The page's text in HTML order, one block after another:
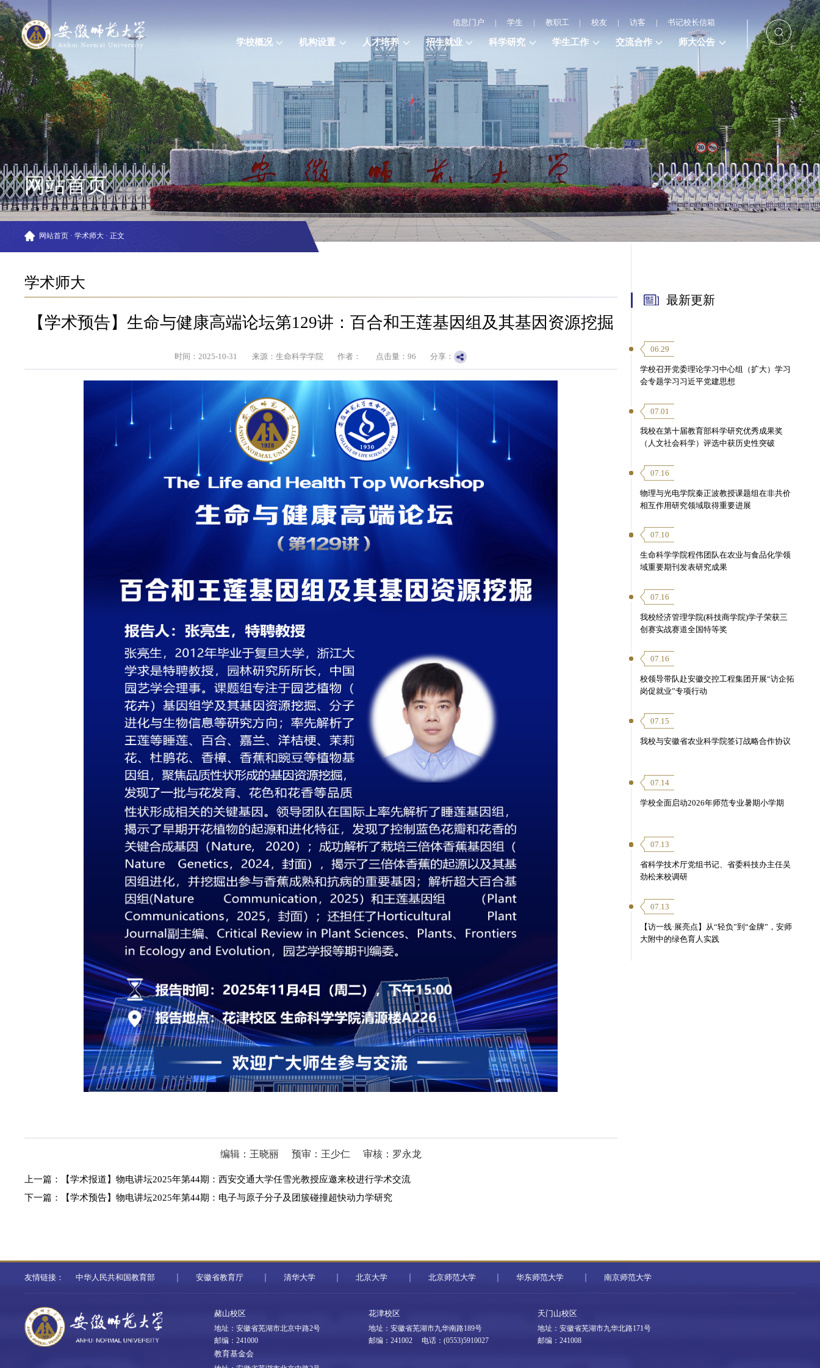
信息门户 | 学生 | 教职工 | 校友 | 访客 | 书记校长信箱
学校概况 机构设置 人才培养 招生就业 科学研究 学生工作 交流合作 师大公告
网站首页
网站首页 · 学术师大 · 正文
学术师大
【学术预告】生命与健康高端论坛第129讲：百合和王莲基因组及其基因资源挖掘
时间：2025-10-31 来源：生命科学学院 作者： 点击量： 96 分享：
编辑：王晓丽 预审：王少仁 审核：罗永龙
上一篇：
【学术报道】物电讲坛2025年第44期：西安交通大学任雪光教授应邀来校进行学术交流
下一篇：
【学术预告】物电讲坛2025年第44期：电子与原子分子及团簇碰撞超快动力学研究
最新更新
06.29
学校召开党委理论学习中心组（扩大）学习
会专题学习习近平党建思想
07.01
我校在第十届教育部科学研究优秀成果奖
（人文社会科学）评选中获历史性突破
07.16
物理与光电学院秦正波教授课题组在非共价
相互作用研究领域取得重要进展
07.10
生命科学学院程伟团队在农业与食品化学领
域重要期刊发表研究成果
07.16
我校经济管理学院(科技商学院)学子荣获三
创赛实战赛道全国特等奖
07.16
校领导带队赴安徽交控工程集团开展“访企拓
岗促就业”专项行动
07.15
我校与安徽省农业科学院签订战略合作协议
07.14
学校全面启动2026年师范专业暑期小学期
07.13
省科学技术厅党组书记、省委科技办主任吴
劲松来校调研
07.13
【访一线·展亮点】从“轻负”到“金牌”，安师
大附中的绿色育人实践
友情链接： 中华人民共和国教育部 安徽省教育厅 清华大学 北京大学 北京师范大学 华东师范大学 南京师范大学
赭山校区
地址：安徽省芜湖市北京中路2号
邮编：241000
花津校区
地址：安徽省芜湖市九华南路189号
邮编：241002 电话：(0553)5910027
天门山校区
地址：安徽省芜湖市九华北路171号
邮编：241008
教育基金会